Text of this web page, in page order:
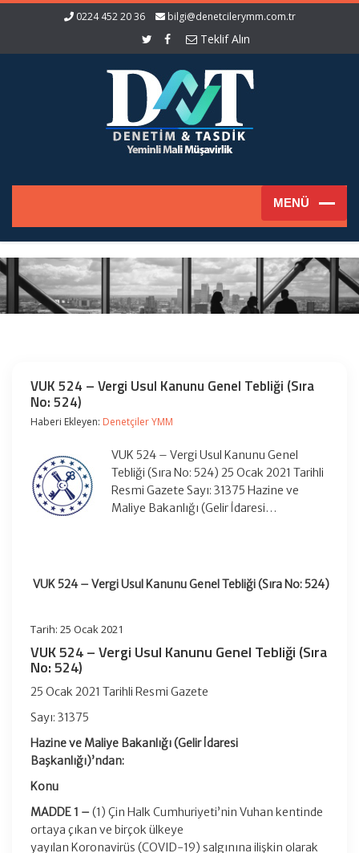
0224 452 20 36 bilgi@denetcilerymm.com.tr
Teklif Alın
VUK 524 – Vergi Usul Kanunu Genel Tebliği (Sıra
No: 524)
Haberi Ekleyen: Denetçiler YMM
VUK 524 – Vergi Usul Kanunu Genel
Tebliği (Sıra No: 524) 25 Ocak 2021 Tarihli
Resmi Gazete Sayı: 31375 Hazine ve
Maliye Bakanlığı (Gelir İdaresi…
VUK 524 – Vergi Usul Kanunu Genel Tebliği (Sıra No: 524)
Tarih: 25 Ocak 2021
VUK 524 – Vergi Usul Kanunu Genel Tebliği (Sıra
No: 524)
25 Ocak 2021 Tarihli Resmi Gazete
Sayı: 31375
Hazine ve Maliye Bakanlığı (Gelir İdaresi
Başkanlığı)’ndan:
Konu
MADDE 1 – (1) Çin Halk Cumhuriyeti’nin Vuhan kentinde
ortaya çıkan ve birçok ülkeye
yayılan Koronavirüs (COVID-19) salgınına ilişkin olarak